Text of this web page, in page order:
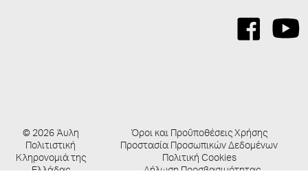
© 2026 Άυλη
Πολιτιστική
Κληρονομιά της
Ελλάδας
Όροι και Προΰποθέσεις Χρήσης
Προστασία Προσωπικών Δεδομένων
Πολιτική Cookies
Δήλωση Προσβασιμότητας